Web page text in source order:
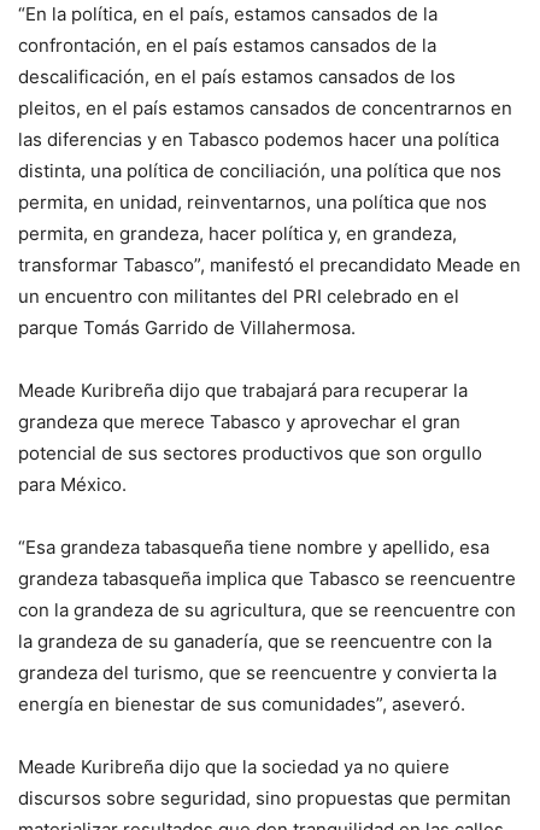
“En la política, en el país, estamos cansados de la
confrontación, en el país estamos cansados de la
descalificación, en el país estamos cansados de los
pleitos, en el país estamos cansados de concentrarnos en
las diferencias y en Tabasco podemos hacer una política
distinta, una política de conciliación, una política que nos
permita, en unidad, reinventarnos, una política que nos
permita, en grandeza, hacer política y, en grandeza,
transformar Tabasco”, manifestó el precandidato Meade en
un encuentro con militantes del PRI celebrado en el
parque Tomás Garrido de Villahermosa.
Meade Kuribreña dijo que trabajará para recuperar la
grandeza que merece Tabasco y aprovechar el gran
potencial de sus sectores productivos que son orgullo
para México.
“Esa grandeza tabasqueña tiene nombre y apellido, esa
grandeza tabasqueña implica que Tabasco se reencuentre
con la grandeza de su agricultura, que se reencuentre con
la grandeza de su ganadería, que se reencuentre con la
grandeza del turismo, que se reencuentre y convierta la
energía en bienestar de sus comunidades”, aseveró.
Meade Kuribreña dijo que la sociedad ya no quiere
discursos sobre seguridad, sino propuestas que permitan